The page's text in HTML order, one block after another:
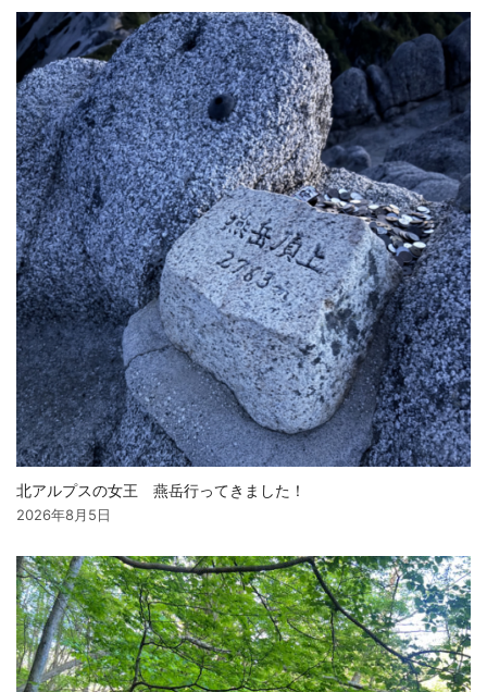
北アルプスの女王 燕岳行ってきました！
2026年8月5日